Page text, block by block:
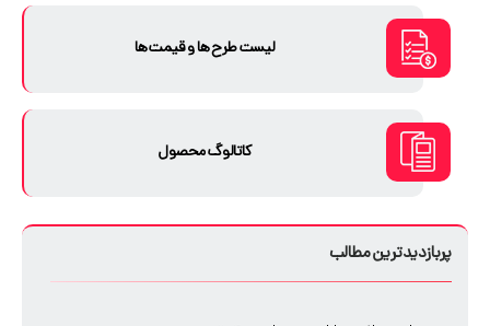
لیست طرح ها و قیمت ها
کاتالوگ محصول
پربازدیدترین مطالب